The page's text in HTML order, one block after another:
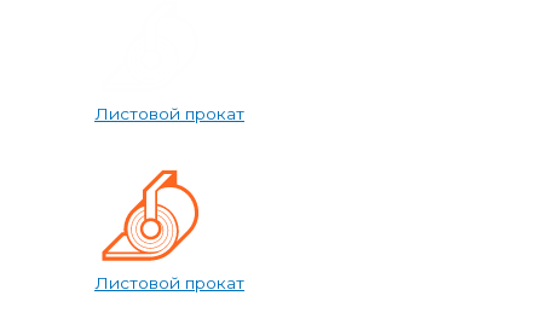
Листовой прокат
Листовой прокат